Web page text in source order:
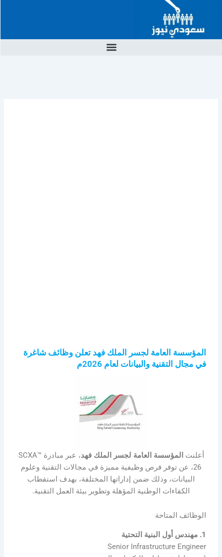
المحتوى
المؤسسة العامة لجسر الملك فهد تعلن وظائف شاغرة
في مجال التقنية والبيانات لعام 2026م
أعلنت المؤسسة العامة لجسر الملك فهد
، عبر مبادرة SCXA™
26، عن توفر فرص وظيفية مميزة في مجالات التقنية وعلوم
البيانات، وذلك ضمن إداراتها المختلفة، بهدف استقطاب
الكفاءات الوطنية المؤهلة وتطوير بيئة العمل التقنية.
الوظائف المتاحة
1. مهندس أول البنية التحتية
Senior Infrastructure Engineer